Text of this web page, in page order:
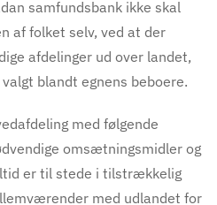
samfundsbank ikke skal
af folket selv, ved at der
afdelinger ud over landet,
blandt egnens beboere.
med følgende
omsætningsmidler og
er til stede i tilstrækkelig
med udlandet for